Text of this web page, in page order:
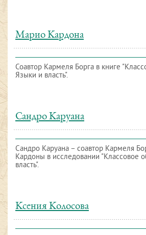
Марио Кардона
Соавтор Кармеля Борга в книге
Языки и власть".
Сандро Каруана
Сандро Каруана – cоавтор Кармеля
Кардоны в исследовании "Классовое
власть".
Ксения Колосова